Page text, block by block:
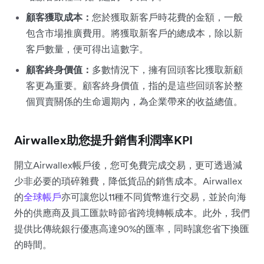
顧客獲取成本： 您於獲取新客戶時花費的金額，一般
包含市場推廣費用。將獲取新客戶的總成本，除以新
客戶數量，便可得出這數字。
顧客終身價值： 多數情況下，擁有回頭客比獲取新顧
客更為重要。顧客終身價值，指的是這些回頭客於整
個買賣關係的生命週期內，為企業帶來的收益總值。
Airwallex助您提升銷售利潤率KPI
開立Airwallex帳戶後，您可免費完成交易，更可透過減
少非必要的瑣碎雜費，降低貨品的銷售成本。Airwallex
的全球帳戶亦可讓您以11種不同貨幣進行交易，並於向海
外的供應商及員工匯款時節省跨境轉帳成本。此外，我們
提供比傳統銀行優惠高達90%的匯率，同時讓您省下換匯
的時間。